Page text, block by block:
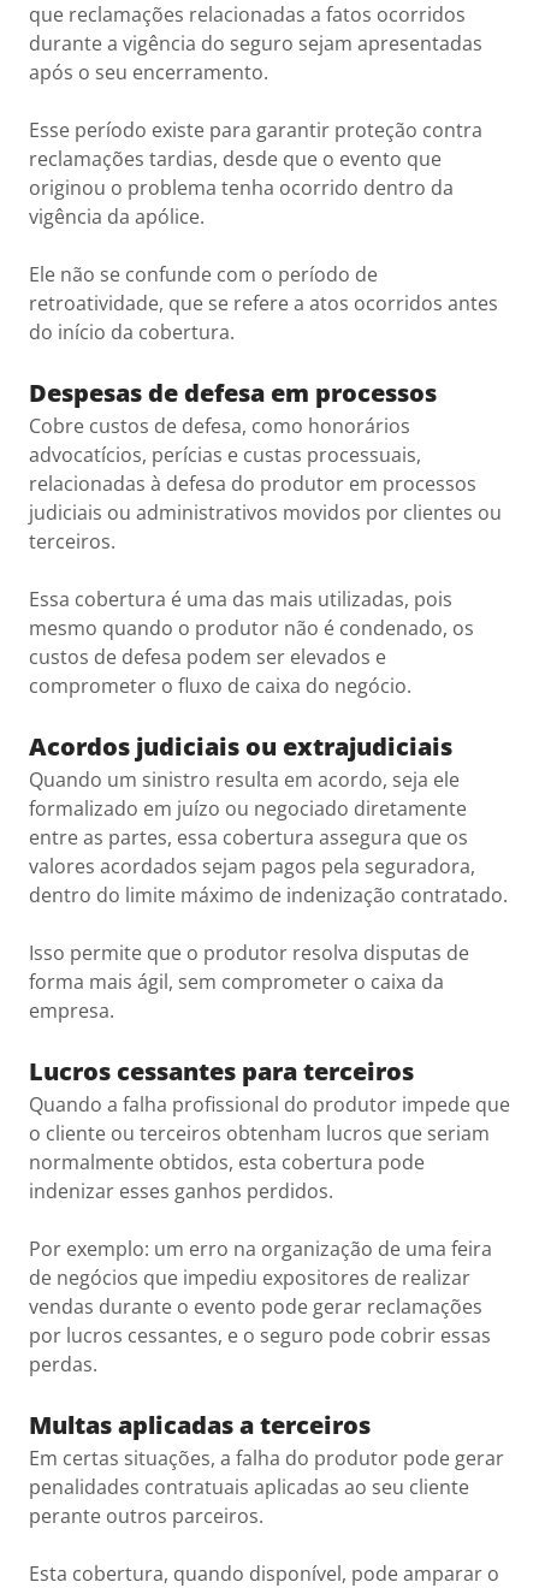
que reclamações relacionadas a fatos ocorridos
durante a vigência do seguro sejam apresentadas
após o seu encerramento.
Esse período existe para garantir proteção contra
reclamações tardias, desde que o evento que
originou o problema tenha ocorrido dentro da
vigência da apólice.
Ele não se confunde com o período de
retroatividade, que se refere a atos ocorridos antes
do início da cobertura.
Despesas de defesa em processos
Cobre custos de defesa, como honorários
advocatícios, perícias e custas processuais,
relacionadas à defesa do produtor em processos
judiciais ou administrativos movidos por clientes ou
terceiros.
Essa cobertura é uma das mais utilizadas, pois
mesmo quando o produtor não é condenado, os
custos de defesa podem ser elevados e
comprometer o fluxo de caixa do negócio.
Acordos judiciais ou extrajudiciais
Quando um sinistro resulta em acordo, seja ele
formalizado em juízo ou negociado diretamente
entre as partes, essa cobertura assegura que os
valores acordados sejam pagos pela seguradora,
dentro do limite máximo de indenização contratado.
Isso permite que o produtor resolva disputas de
forma mais ágil, sem comprometer o caixa da
empresa.
Lucros cessantes para terceiros
Quando a falha profissional do produtor impede que
o cliente ou terceiros obtenham lucros que seriam
normalmente obtidos, esta cobertura pode
indenizar esses ganhos perdidos.
Por exemplo: um erro na organização de uma feira
de negócios que impediu expositores de realizar
vendas durante o evento pode gerar reclamações
por lucros cessantes, e o seguro pode cobrir essas
perdas.
Multas aplicadas a terceiros
Em certas situações, a falha do produtor pode gerar
penalidades contratuais aplicadas ao seu cliente
perante outros parceiros.
Esta cobertura, quando disponível, pode amparar o